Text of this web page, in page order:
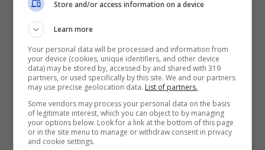
nemmeno poco, ma l’esperienza offre
molte iniziative e ha un fascino unico e
irripetibile. Di seguito trovate i dettagli
dell’iniziativa e tutto quello che bisogna
sapere.
Store and/or access information on a device
Learn more
Your personal data will be processed and information from
your device (cookies, unique identifiers, and other device
data) may be stored by, accessed by and shared with 319
partners, or used specifically by this site. We and our partners
may use precise geolocation data. List of partners.
Some vendors may process your personal data on the basis
of legitimate interest, which you can object to by managing
your options below. Look for a link at the bottom of this page
or in the site menu to manage or withdraw consent in privacy
and cookie settings.